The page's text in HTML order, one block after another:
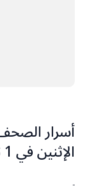
أسرار
الإثنين في 1 تمّوز 2024